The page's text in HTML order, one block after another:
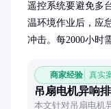
遥控系统要避免多
温环境作业后，应
冲击。每2000小时
商家经验 真实
吊扇电机异响
本文针对吊扇电机